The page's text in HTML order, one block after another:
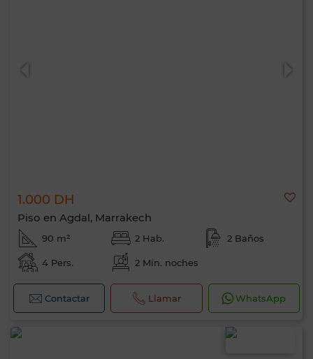
1.000 DH
Piso en Agdal, Marrakech
90 m² 2 Hab. 2 Baños
4 Pers. 2 Mín. noches
Contactar Llamar WhatsApp